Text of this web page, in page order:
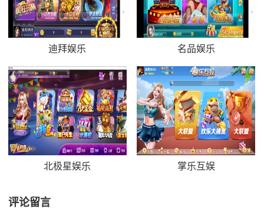
迪拜娱乐 名品娱乐
北极星娱乐 掌乐互娱
评论留言